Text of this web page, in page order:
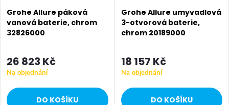
Grohe Allure páková
vanová baterie, chrom
32826000
26 823 Kč
Na objednání
DO KOŠÍKU
Grohe Allure umyvadlová
3-otvorová baterie,
chrom 20189000
18 157 Kč
Na objednání
DO KOŠÍKU